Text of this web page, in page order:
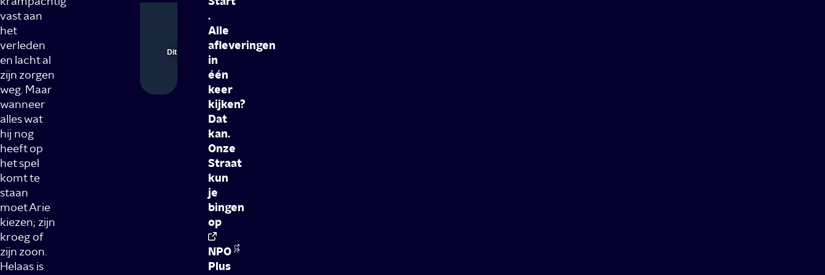
vast aan
het
verleden
en lacht al
zijn zorgen
weg. Maar
wanneer
alles wat
hij nog
heeft op
het spel
komt te
staan
moet Arie
kiezen; zijn
kroeg of
zijn zoon.
Helaas is
Afspelen
Foutcode 451
Dit item is niet beschikbaar op
jouw locatie.
.
Alle
afleveringen
in
één
keer
kijken?
Dat
kan.
Onze
Straat
kun
je
bingen
op
NPO
Plus